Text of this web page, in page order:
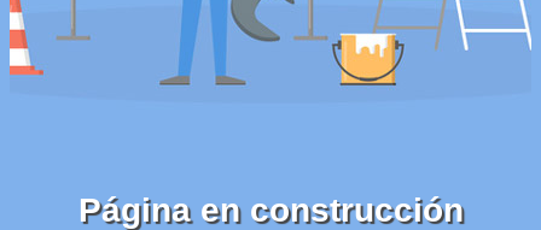
Página en construcción